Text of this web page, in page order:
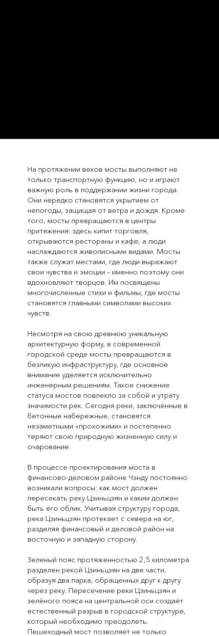
На протяжении веков мосты выполняют не
только транспортную функцию, но и играют
важную роль в поддержании жизни города.
Они нередко становятся укрытием от
непогоды, защищая от ветра и дождя. Кроме
того, мосты превращаются в центры
притяжения: здесь кипит торговля,
открываются рестораны и кафе, а люди
наслаждаются живописными видами. Мосты
также служат местами, где люди выражают
свои чувства и эмоции – именно поэтому они
вдохновляют творцов. Им посвящены
многочисленные стихи и фильмы, где мосты
становятся главными символами высоких
чувств.
Несмотря на свою древнюю уникальную
архитектурную форму, в современной
городской среде мосты превращаются в
безликую инфраструктуру, где основное
внимание уделяется исключительно
инженерным решениям. Такое снижение
статуса мостов повлекло за собой и утрату
значимости рек. Сегодня реки, заключённые в
бетонные набережные, становятся
незаметными «прохожими» и постепенно
теряют свою природную жизненную силу и
очарование.
В процессе проектирования моста в
финансово-деловом районе Чэнду постоянно
возникали вопросы: как мост должен
пересекать реку Цзиньцзян и каким должен
быть его облик. Учитывая структуру города,
река Цзиньцзян протекает с севера на юг,
разделяя финансовый и деловой район на
восточную и западную сторону.
Зеленый пояс протяженностью 2,5 километра
разделен рекой Цзиньцзян на две части,
образуя два парка, обращенных друг к другу
через реку. Пересечение реки Цзиньцзян и
зелёного пояса на центральной оси создаёт
естественный разрыв в городской структуре,
который необходимо преодолеть.
Пешеходный мост позволяет не только